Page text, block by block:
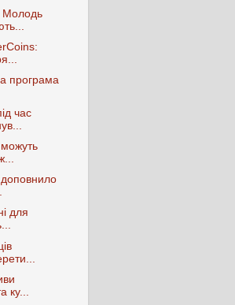
Молодь
програма
час
можуть
для
ку...